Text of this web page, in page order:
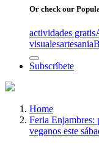
Or check our
actividades gratis
visualesartesania
Subscríbete
Home
Feria Enjambres:
veganos este